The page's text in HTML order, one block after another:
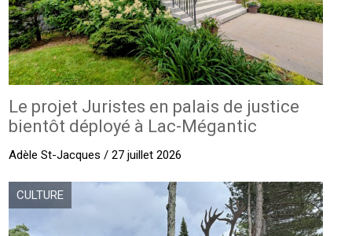
Le projet Juristes en palais de justice
bientôt déployé à Lac-Mégantic
Adèle St-Jacques / 27 juillet 2026
CULTURE